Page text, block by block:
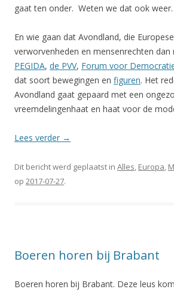
gaat ten onder. Weten we dat ook weer.
En wie gaan dat Avondland, die
verworvenheden en mensenrechten dan
PEGIDA, de PVV, Forum voor
dat soort bewegingen en figuren. Het
Avondland gaat gepaard met een
vreemdelingenhaat en haat voor de
Lees verder →
Dit bericht werd geplaatst in Alles, Europa,
op 2017-07-27.
Boeren horen bij Brabant
Boeren horen bij Brabant. Deze leus